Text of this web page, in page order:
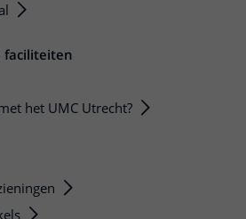
faciliteiten
het UMC Utrecht?